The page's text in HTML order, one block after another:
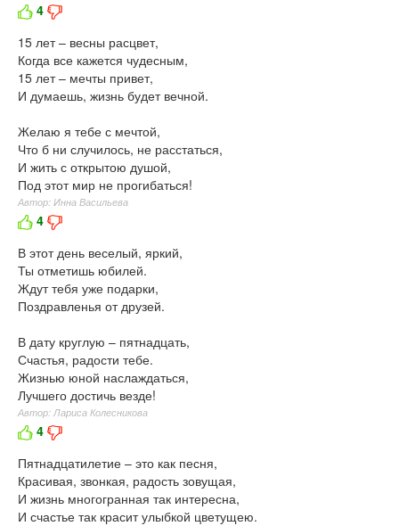
4
15 лет – весны расцвет,
Когда все кажется чудесным,
15 лет – мечты привет,
И думаешь, жизнь будет вечной.
Желаю я тебе с мечтой,
Что б ни случилось, не расстаться,
И жить с открытою душой,
Под этот мир не прогибаться!
Автор: Инна Васильева
4
В этот день веселый, яркий,
Ты отметишь юбилей.
Ждут тебя уже подарки,
Поздравленья от друзей.
В дату круглую – пятнадцать,
Счастья, радости тебе.
Жизнью юной наслаждаться,
Лучшего достичь везде!
Автор: Лариса Колесникова
4
Пятнадцатилетие – это как песня,
Красивая, звонкая, радость зовущая,
И жизнь многогранная так интересна,
И счастье так красит улыбкой цветущею.